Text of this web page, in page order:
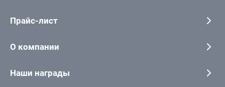
Прайс-лист
О компании
Наши награды